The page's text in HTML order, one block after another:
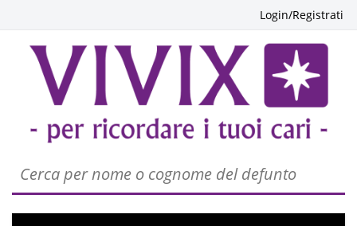
Login/Registrati